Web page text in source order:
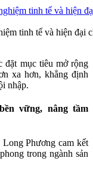
tinh tế và hiện đại
đặt mục tiêu mở rộng
xa hơn, khẳng định
nhập.
vững, nâng tầm
Phương cam kết
trong ngành sản